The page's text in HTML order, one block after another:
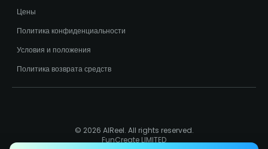
Цены
Политика конфиденциальности
Условия и положения
Политика возврата средств
© 2026 AIReel. All rights reserved.
FunCreate LIMITED